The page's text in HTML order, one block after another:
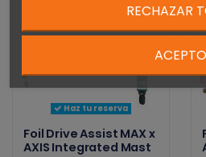
Haz tu reserva
Foil Drive Assist MAX x
AXIS Integrated Mast
RECHAZAR
ACEPTO